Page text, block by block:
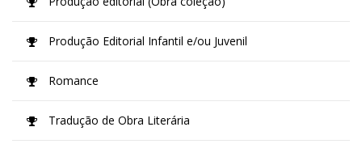
Produção Editorial Infantil e/ou Juvenil
Romance
Tradução de Obra Literária